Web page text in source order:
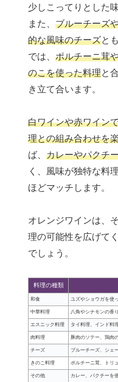
少しこってりとした
また、 ブルーチーズ
的な風味のチーズと
では、 ポルチーニ茸
のこを使った料理と
き立て合います。
白ワインや赤ワイン
理との組み合わせを
ば、 カレーやパクチ
く、風味が独特な料
ほどマッチします。
オレンジワインは、
理の可能性を広げて
でしょう。
料理の種類
和食 ユズやショウガを使
中華料理 八角やシナモンの香
エスニック料理 タイ料理、インド料
肉料理 豚肉のソテー、鶏肉
チーズ ブルーチーズ、シェ
きのこ料理 ポルチーニ茸、トリ
その他 カレー、パクチーを